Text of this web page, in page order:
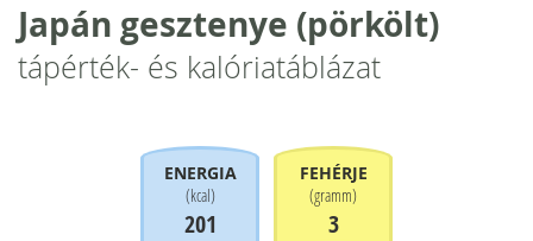
Japán gesztenye (pörkölt)
tápérték- és kalóriatáblázat
ENERGIA
(kcal)
201
FEHÉRJE
(gramm)
3